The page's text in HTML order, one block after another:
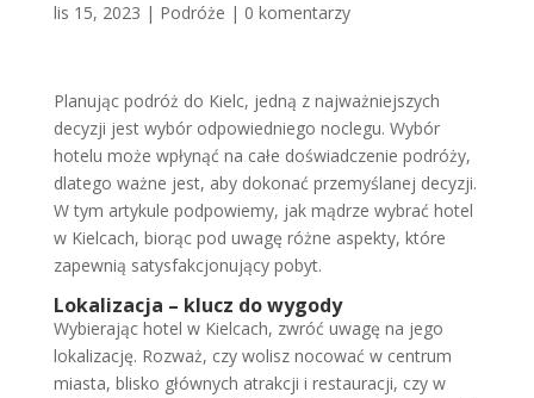
lis 15, 2023 | Podróże | 0 komentarzy
Planując podróż do Kielc, jedną z najważniejszych
decyzji jest wybór odpowiedniego noclegu. Wybór
hotelu może wpłynąć na całe doświadczenie podróży,
dlatego ważne jest, aby dokonać przemyślanej decyzji.
W tym artykule podpowiemy, jak mądrze wybrać hotel
w Kielcach, biorąc pod uwagę różne aspekty, które
zapewnią satysfakcjonujący pobyt.
Lokalizacja – klucz do wygody
Wybierając hotel w Kielcach, zwróć uwagę na jego
lokalizację. Rozważ, czy wolisz nocować w centrum
miasta, blisko głównych atrakcji i restauracji, czy w